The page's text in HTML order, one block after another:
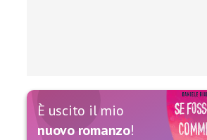
È uscito il mio
nuovo romanzo!